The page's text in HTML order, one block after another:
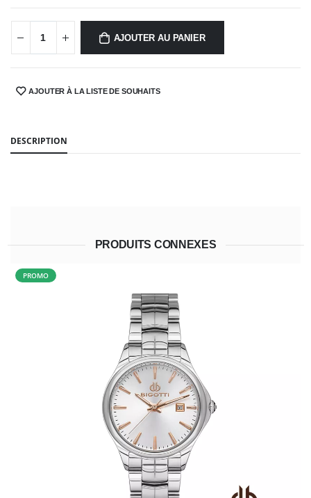
AJOUTER AU PANIER
SHARE:AJOUTER À LA LISTE DE SOUHAITS
DESCRIPTION
PRODUITS CONNEXES
PROMO